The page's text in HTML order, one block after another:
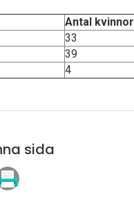
Antal kvinnor
33
39
4
sida
S